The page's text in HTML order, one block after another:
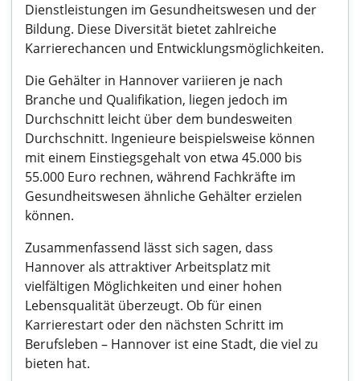
Dienstleistungen im Gesundheitswesen und der
Bildung. Diese Diversität bietet zahlreiche
Karrierechancen und Entwicklungsmöglichkeiten.
Die Gehälter in Hannover variieren je nach
Branche und Qualifikation, liegen jedoch im
Durchschnitt leicht über dem bundesweiten
Durchschnitt. Ingenieure beispielsweise können
mit einem Einstiegsgehalt von etwa 45.000 bis
55.000 Euro rechnen, während Fachkräfte im
Gesundheitswesen ähnliche Gehälter erzielen
können.
Zusammenfassend lässt sich sagen, dass
Hannover als attraktiver Arbeitsplatz mit
vielfältigen Möglichkeiten und einer hohen
Lebensqualität überzeugt. Ob für einen
Karrierestart oder den nächsten Schritt im
Berufsleben – Hannover ist eine Stadt, die viel zu
bieten hat.